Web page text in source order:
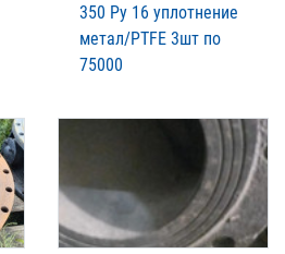
350 Ру 16 уплотнение
метал/PTFE 3шт по
75000